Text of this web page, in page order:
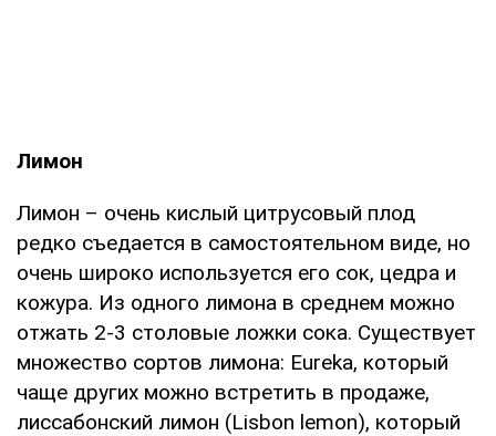
Лимон
Лимон – очень кислый цитрусовый плод
редко съедается в самостоятельном виде, но
очень широко используется его сок, цедра и
кожура. Из одного лимона в среднем можно
отжать 2-3 столовые ложки сока. Существует
множество сортов лимона: Eureka, который
чаще других можно встретить в продаже,
лиссабонский лимон (Lisbon lemon), который